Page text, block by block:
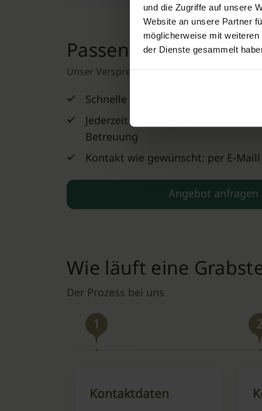
und die Zugriffe auf unsere
Website an unsere Partner
möglicherweise mit
der Dienste gesammelt
Passende,
Unser Versprechen
Schnelle Hilfe im Trauerfall
Jederzeit erreichbar, persönliche
Betreuung
Kontakt wie gewünscht: per E-
Angebot anfragen
Wie läuft eine
Der Prozess bei uns
1
Kontaktdaten